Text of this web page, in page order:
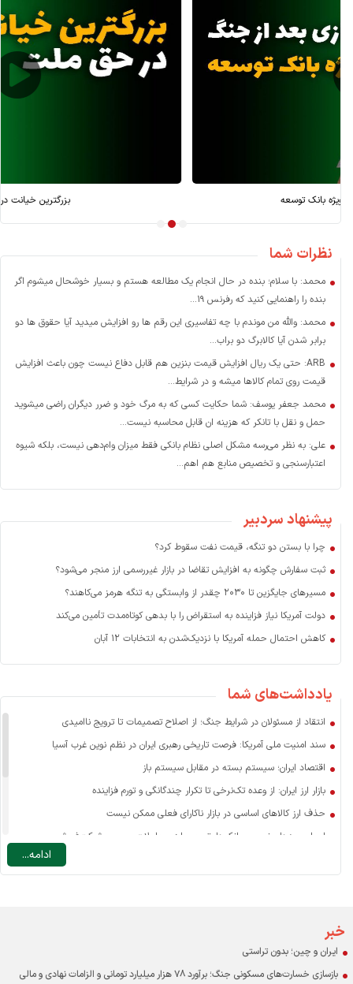
نظرات شما
محمد: با سلام؛ بنده در حال انجام یک مطالعه هستم و بسیار خوشحال میشوم اگر
بنده را راهنمایی کنید که رفرنس ۱۹...
محمد: والله من موندم با چه تفاسیری این رقم ها رو افزایش میدید آیا حقوق ها دو
برابر شدن آیا کالابرگ دو براب...
ARB: حتی یک ریال افزایش قیمت بنزین هم قابل دفاع نیست چون باعث افزایش
قیمت روی تمام کالاها میشه و در شرایط...
محمد جعفر یوسف: شما حکایت کسی که به مرگ خود و ضرر دیگران راضی میشوید
حمل و نقل با تانکر که هزینه ان قابل محاسبه نیست...
علی: به نظر می‌رسه مشکل اصلی نظام بانکی فقط میزان وام‌دهی نیست، بلکه شیوه
اعتبارسنجی و تخصیص منابع هم اهم...
پیشنهاد سردبیر
چرا با بستن دو تنگه، قیمت نفت سقوط کرد؟
ثبت سفارش چگونه به افزایش تقاضا در بازار غیررسمی ارز منجر می‌شود؟
مسیرهای جایگزین تا ۲۰۳۰ چقدر از وابستگی به تنگه هرمز می‌کاهند؟
دولت آمریکا نیاز فزاینده به استقراض را با بدهی کوتاه‌مدت تأمین می‌کند
کاهش احتمال حمله آمریکا با نزدیک‌شدن به انتخابات ۱۲ آبان
یادداشت‌های شما
انتقاد از مسئولان در شرایط جنگ؛ از اصلاح تصمیمات تا ترویج ناامیدی
سند امنیت ملی آمریکا: فرصت تاریخی رهبری ایران در نظم نوین غرب آسیا
اقتصاد ایران؛ سیستم بسته در مقابل سیستم باز
بازار ارز ایران: از وعده تک‌نرخی تا تکرار چندگانگی و تورم فزاینده
حذف ارز کالاهای اساسی در بازار ناکارای فعلی ممکن نیست
اسرار سودهای نجومی بانک‌ها: تسعیر ارز، معاملات صوری و شرکت‌فروشی
ادامه...
خبر
ایران و چین؛ بدون تراستی
بازسازی خسارت‌های مسکونی جنگ؛ برآورد ۷۸ هزار میلیارد تومانی و الزامات نهادی و مالی